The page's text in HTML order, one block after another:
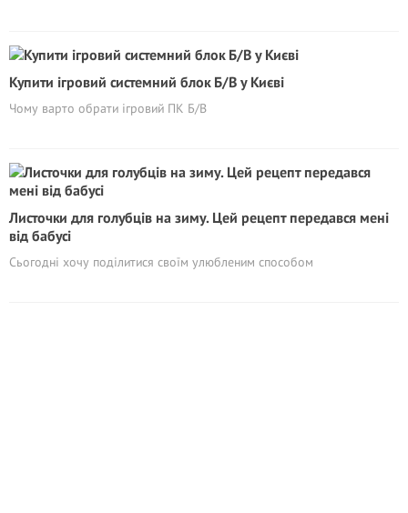
Купити ігровий системний блок Б/В у Києві
Чому варто обрати ігровий ПК Б/В
Листочки для голубців на зиму. Цей рецепт передався мені
від бабусі
Сьогодні хочу поділитися своїм улюбленим способом